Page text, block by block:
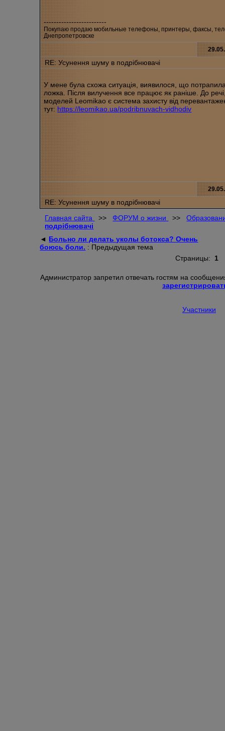
-------------------------
Покупаю продаю мобильные телефоны, принтеры, факсы,
Днепропетровске
RE: Усунення шуму в подрібнювачі
У мене була схожа ситуація, виявилося, що
ложка. Після вилучення все працює як раніше. До
моделей Leomikao є система захисту від
тут: https://leomikao.ua/podribnuvach-vidhodiv
RE: Усунення шуму в подрібнювачі
Главная сайта
>> ФОРУМ о жизни >>
подрібнювачі
◄ Больно ли делать уколы ботокса? Очень
боюсь боли. : Предыдущая тема
Страницы: 1
Администратор запретил отвечать гостям на
Участники